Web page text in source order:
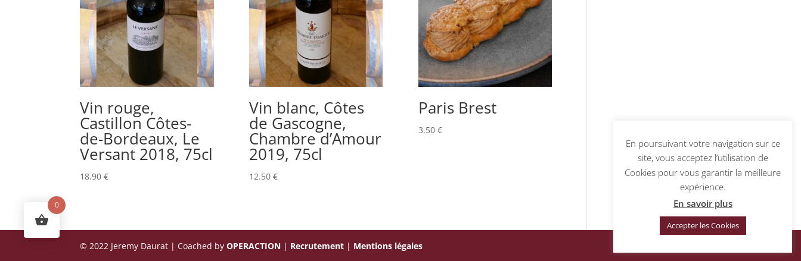
Vin rouge,
Castillon Côtes-
de-Bordeaux, Le
Versant 2018, 75cl
18.90€
Vin blanc, Côtes
de Gascogne,
Chambre d’Amour
2019, 75cl
12.50 €
Paris Brest
3.50 €
© 2022 Jeremy Daurat | Coached byOPERACTION | Recrutement | Mentions légales
En poursuivant votre navigation sur ce
site, vous acceptez l’utilisation de
Cookies pour vous garantir la meilleure
expérience.
En savoir plus
Accepter les Cookies
0